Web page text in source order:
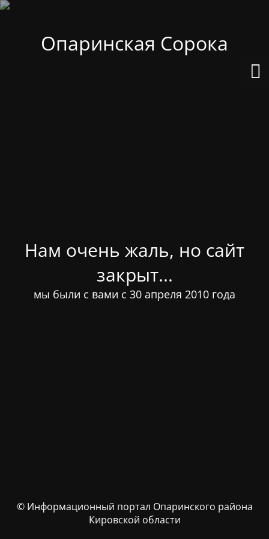
Опаринская Сорока
Нам очень жаль, но сайт
закрыт...
мы были с вами с 30 апреля 2010 года
© Информационный портал Опаринского района
Кировской области